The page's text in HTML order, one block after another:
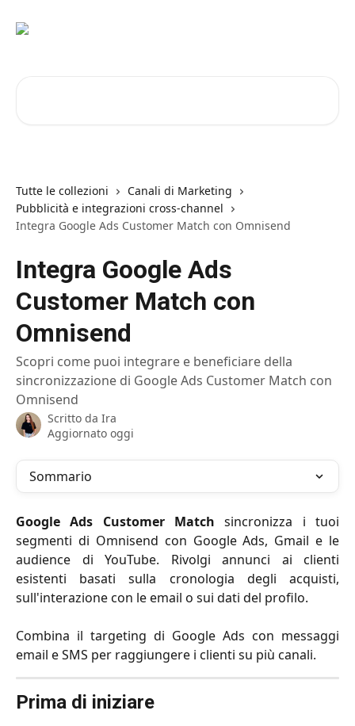
Tutte le collezioni
Canali di Marketing
Pubblicità e integrazioni cross-channel
Integra Google Ads Customer Match con Omnisend
Integra Google Ads
Customer Match con
Omnisend
Scopri come puoi integrare e beneficiare della
sincronizzazione di Google Ads Customer Match con
Omnisend
Scritto da Ira
Aggiornato oggi
Sommario
Google Ads Customer Match sincronizza i tuoi
segmenti di Omnisend con Google Ads, Gmail e le
audience di YouTube. Rivolgi annunci ai clienti
esistenti basati sulla cronologia degli acquisti,
sull'interazione con le email o sui dati del profilo.
Combina il targeting di Google Ads con messaggi
email e SMS per raggiungere i clienti su più canali.
Prima di iniziare